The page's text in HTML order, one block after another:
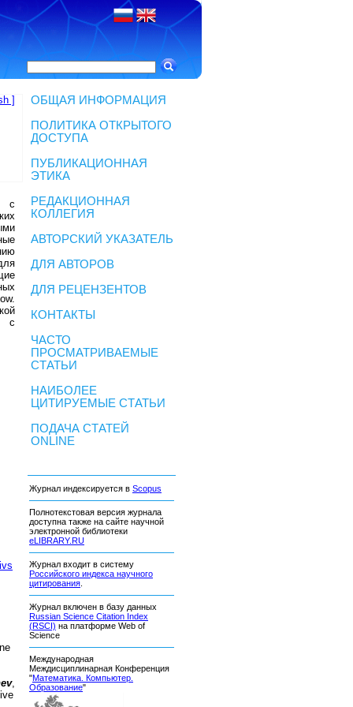
]
с
с
,
ОБЩАЯ ИНФОРМАЦИЯ
ПОЛИТИКА ОТКРЫТОГО
ДОСТУПА
ПУБЛИКАЦИОННАЯ
ЭТИКА
РЕДАКЦИОННАЯ
КОЛЛЕГИЯ
АВТОРСКИЙ УКАЗАТЕЛЬ
ДЛЯ АВТОРОВ
ДЛЯ РЕЦЕНЗЕНТОВ
КОНТАКТЫ
ЧАСТО
ПРОСМАТРИВАЕМЫЕ
СТАТЬИ
НАИБОЛЕЕ
ЦИТИРУЕМЫЕ СТАТЬИ
ПОДАЧА СТАТЕЙ
ONLINE
Журнал индексируется в Scopus
Полнотекстовая версия журнала
доступна также на сайте научной
электронной библиотеки
eLIBRARY.RU
Журнал входит в систему
Российского индекса научного
цитирования
Журнал включен в базу данных
Russian Science Citation Index
(RSCI) на платформе Web of
Science
Международная
Междисциплинарная Конференция
"Математика. Компьютер.
Образование"